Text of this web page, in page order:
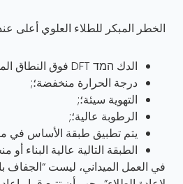
الخطر المبكر للطلاء العلوي أعلى
الدك המד DFT فوق النطاق الموصى به؛;
درجة الحرارة منخفضة؛;
التهوية سيئة؛;
الرطوبة عالية؛;
يتم تطبيق طبقة الأساس في
الطبقة التالية عالية البناء أو
في العمل الميداني، ليست “الجفاف